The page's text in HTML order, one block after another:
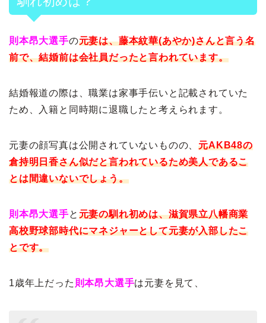
則本昂大選手の元妻は、藤本紋華(あやか)さんと言う名
前で、結婚前は会社員だったと言われています。
結婚報道の際は、職業は家事手伝いと記載されていた
ため、入籍と同時期に退職したと考えられます。
元妻の顔写真は公開されていないものの、元AKB48の
倉持明日香さん似だと言われているため美人であるこ
とは間違いないでしょう。
則本昂大選手と 元妻の馴れ初めは、滋賀県立八幡商業
高校野球部時代にマネジャーとして元妻が入部したこ
とです。
1歳年上だった 則本昂大選手は元妻を見て、